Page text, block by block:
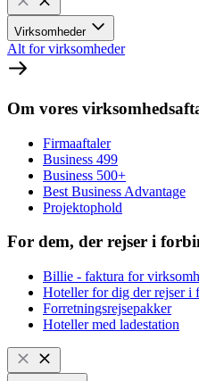
Virksomheder
Alt for virksomheder
Om vores
Firmaaftaler
Business 499
Business 500+
Best Business Advantage
Projektophold
For dem, der rejser i
Billie - faktura for
Hoteller for dig der rejser i
Forretningsrejsepakker
Hoteller med ladestation